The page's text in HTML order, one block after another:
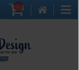
קטגוריות
0